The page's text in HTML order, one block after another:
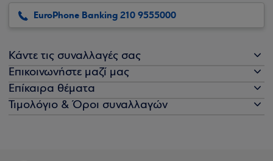
EuroPhone Banking 210 9555000
Κάντε τις συναλλαγές σας
Επικοινωνήστε μαζί μας
Επίκαιρα θέματα
Τιμολόγιο & Όροι συναλλαγών